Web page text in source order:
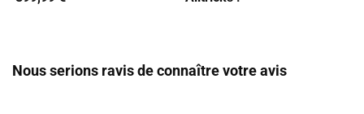
Nous serions ravis de connaître votre avis